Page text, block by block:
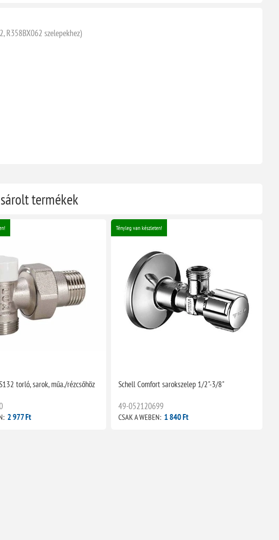
R358BX062 szelepekhez)
termékek
torló, sarok, műa./rézcsőhöz
2 977 Ft
Tényleg van készleten!
Schell Comfort sarokszelep 1/2"-3/8"
49-052120699
CSAK A WEBEN: 1 840 Ft